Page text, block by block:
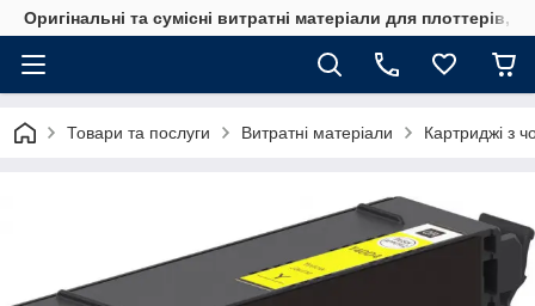
Оригінальні та сумісні витратні матеріали для плоттерів,
Товари та послуги Витратні матеріали Картриджі з